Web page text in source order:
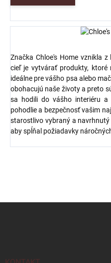
Značka Chloe's Home vznikla
cieľ je vytvárať produkty, ktoré
ideálne pre vášho psa alebo
obohacujú naše životy a preto
sa hodili do vášho interiéru a
pohodlie a bezpečnosť vašim
starostlivo vybraný a
aby spĺňal požiadavky